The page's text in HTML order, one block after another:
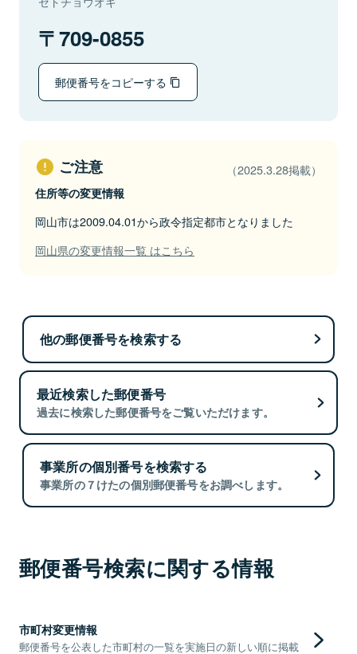
709-0855
郵便番号をコピーする
ご注意 （2025.3.28掲載）
住所等の変更情報
岡山市は2009.04.01から政令指定都市となりました
岡山県の変更情報一覧 はこちら
他の郵便番号を検索する
最近検索した郵便番号
過去に検索した郵便番号をご覧いただけます。
事業所の個別番号を検索する
事業所の７けたの個別郵便番号をお調べします。
郵便番号検索に関する情報
市町村変更情報
郵便番号を公表した市町村の一覧を実施日の新しい順に掲載